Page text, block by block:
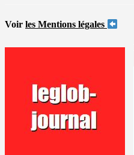
Voir les Mentions légales